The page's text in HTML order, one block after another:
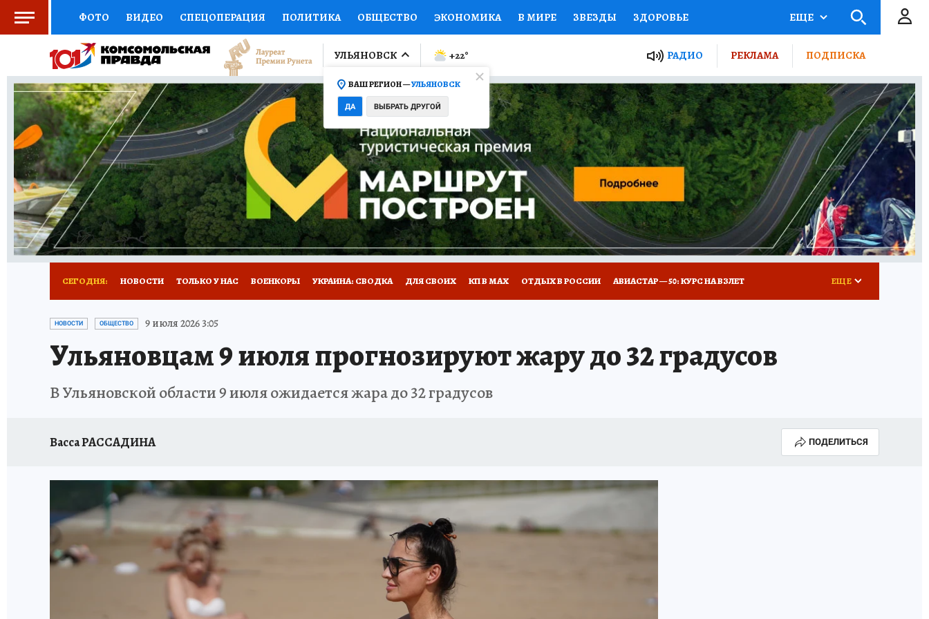
ФОТО ВИДЕО СПЕЦОПЕРАЦИЯ ПОЛИТИКА ОБЩЕСТВО ЭКОНОМИКА В МИРЕ ЗВЕЗДЫ ЗДОРОВЬЕ
СОЦПОДДЕРЖКА НАУКА СПОРТ КОЛУМНИСТЫ ПРОИСШЕСТВИЯ НАЦИОНАЛЬНЫЕ ПРОЕКТЫ РОССИИ
ВЫБОР ЭКСПЕРТОВ ДОКТОР ФИНАНСЫ ОТКРЫВАЕМ МИР Я ЗНАЮ СЕМЬЯ ЖЕНСКИЕ СЕКРЕТЫ ПУТЕВОДИТЕЛЬ
КНИЖНАЯ ПОЛКА ПРОГНОЗЫ НА СПОРТ ПРОМОКОДЫ СЕРИАЛЫ СПЕЦПРОЕКТЫ ДЕФИЦИТ ЖЕЛЕЗА ТУРИЗМ
ПРЕСС-ЦЕНТР НЕДВИЖИМОСТЬ ТЕЛЕВИЗОР КОЛЛЕКЦИИ КОНКУРСЫ РАБОТА У НАС ГИД ПОТРЕБИТЕЛЯ ВСЕ О КП
РАДИО КП РЕКЛАМА ТЕСТЫ НОВОЕ НА САЙТЕ
ЕЩЕ
УЛЬЯНОВСК
ВАШ РЕГИОН —УЛЬЯНОВСК
ДА ВЫБРАТЬ ДРУГОЙ
+22° РАДИО РЕКЛАМА ПОДПИСКА
СЕГОДНЯ: НОВОСТИ ТОЛЬКО У НАС ВОЕНКОРЫ УКРАИНА: СВОДКА ДЛЯ СВОИХ КП В МАХ ОТДЫХ В РОССИИ АВИАСТАР — 50: КУРС НА ВЗЛЕТ
ЗАПОВЕДНАЯ РОССИЯ
ЕЩЕ
НОВОСТИ ОБЩЕСТВО 9 июля 2026 3:05
Ульяновцам 9 июля прогнозируют жару до 32 градусов
В Ульяновской области 9 июля ожидается жара до 32 градусов
Васса РАССАДИНА ПОДЕЛИТЬСЯ